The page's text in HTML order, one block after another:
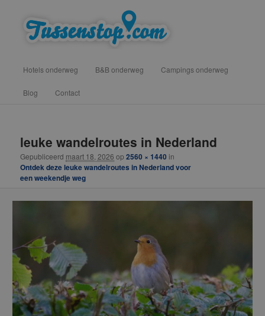
vind hotels, campings en b&b onderweg voor een tussenstop
Hotels onderweg B&B onderweg Campings onderweg
Blog Contact
leuke wandelroutes in Nederland
Gepubliceerd maart 18, 2026 op2560 × 1440 in
Ontdek deze leuke wandelroutes in Nederland voor
een weekendje weg